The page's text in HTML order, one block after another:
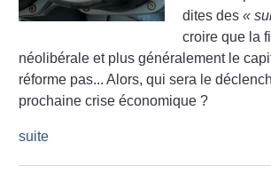
dites des«
croire que la
néolibérale et plus généralement le
réforme pas... Alors, qui sera le
prochaine crise économique ?
suite